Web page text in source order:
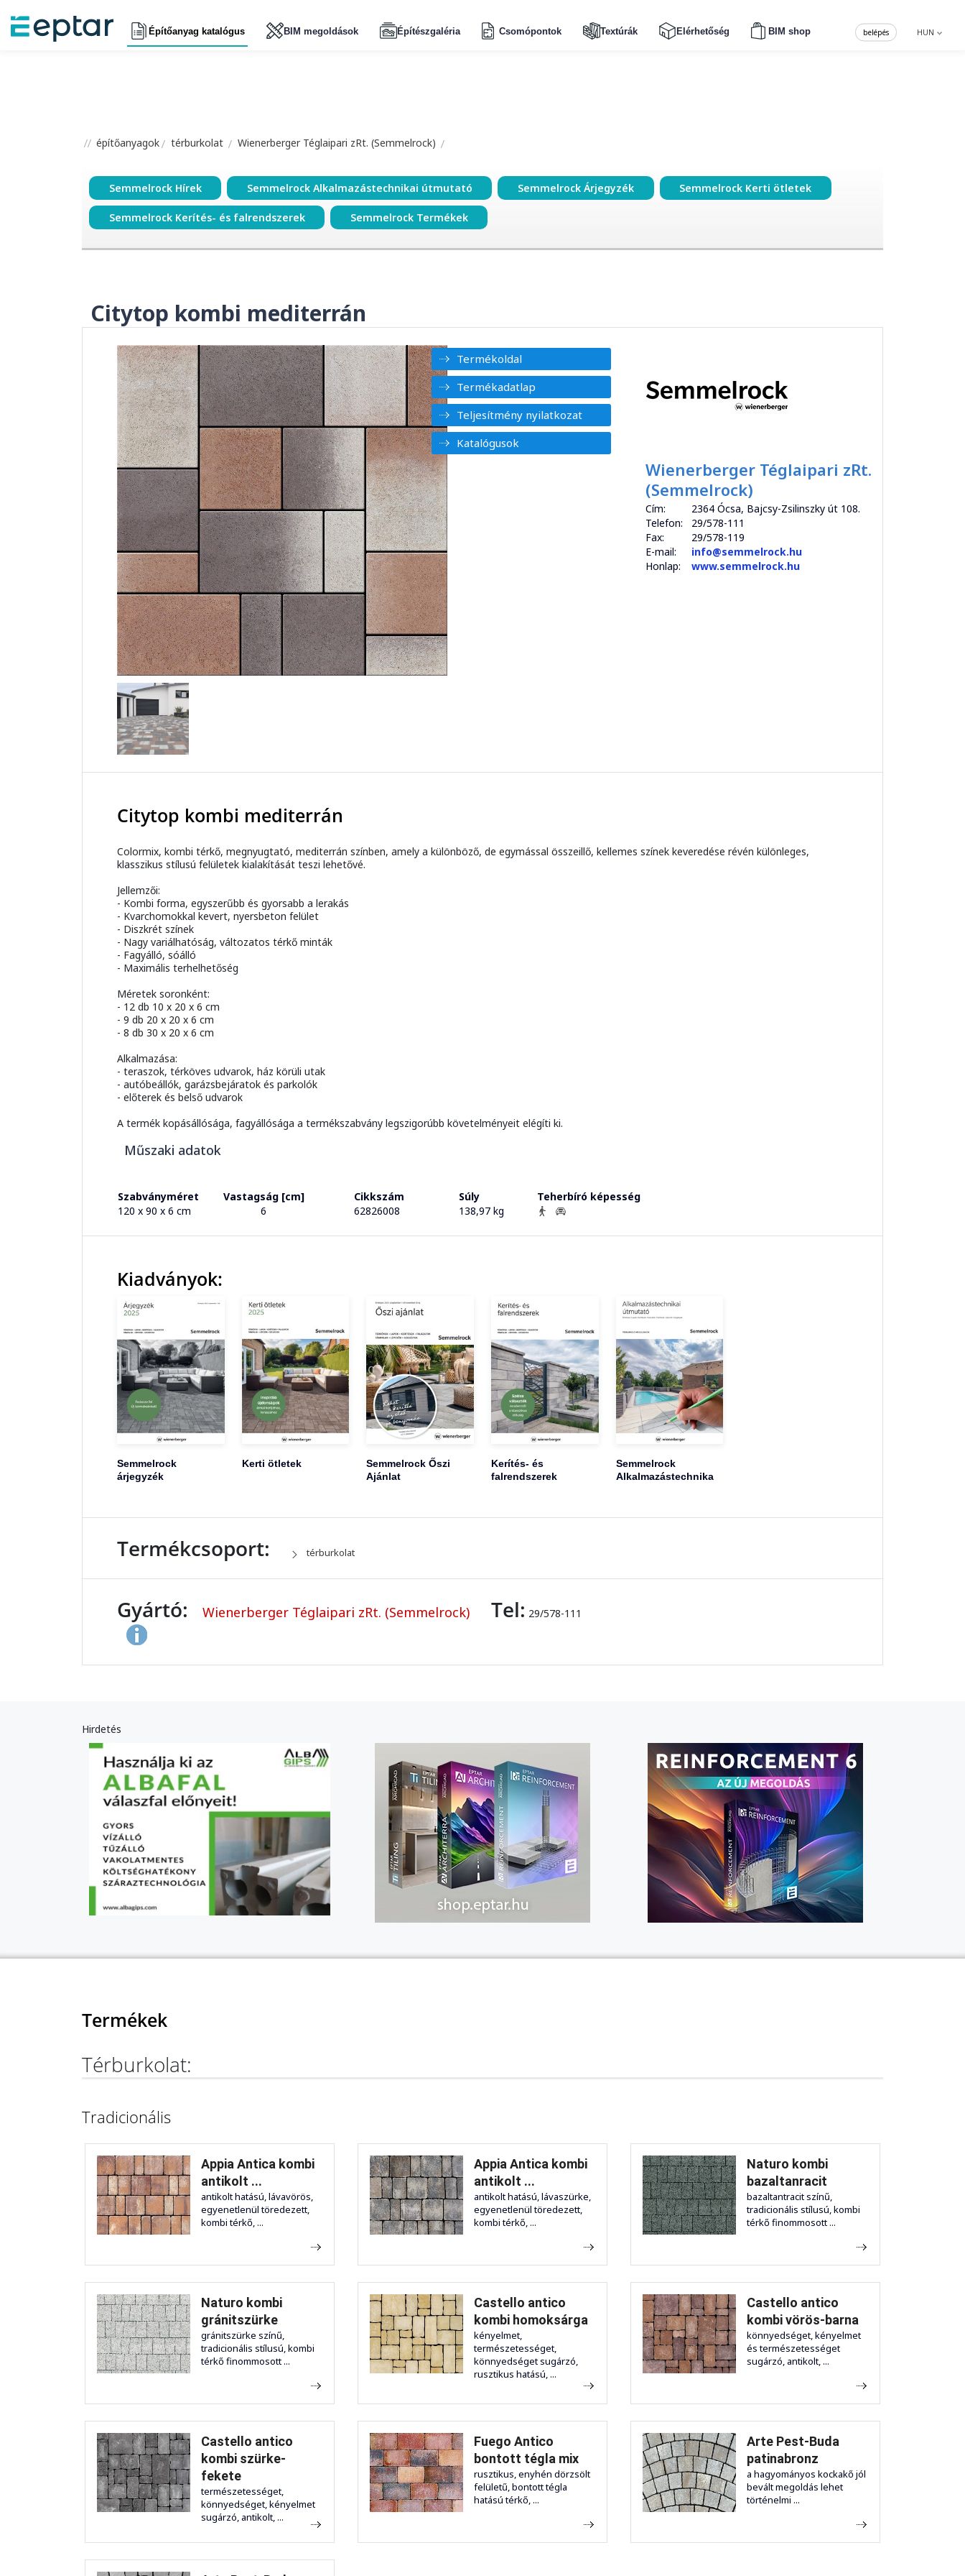
Építőanyag katalógus BIM megoldások Építészgaléria Csomópontok Textúrák Elérhetőség BIM shop HUN
belépés
építőanyagok térburkolat Wienerberger Téglaipari zRt. (Semmelrock)
Semmelrock Hírek Semmelrock Alkalmazástechnikai útmutató Semmelrock Árjegyzék Semmelrock Kerti ötletek
Semmelrock Kerítés- és falrendszerek Semmelrock Termékek
Citytop kombi mediterrán
Termékoldal
Termékadatlap
Teljesítmény nyilatkozat
Katalógusok
Wienerberger Téglaipari zRt.
(Semmelrock)
Cím:
2364 Ócsa, Bajcsy-Zsilinszky út 108.
Telefon:
29/578-111
Fax:
29/578-119
E-mail:
info@semmelrock.hu
Honlap:
www.semmelrock.hu
Citytop kombi mediterrán
Colormix, kombi térkő, megnyugtató, mediterrán színben, amely a különböző, de egymással összeillő, kellemes színek keveredése révén különleges,
klasszikus stílusú felületek kialakítását teszi lehetővé.
Jellemzői:
- Kombi forma, egyszerűbb és gyorsabb a lerakás
- Kvarchomokkal kevert, nyersbeton felület
- Diszkrét színek
- Nagy variálhatóság, változatos térkő minták
- Fagyálló, sóálló
- Maximális terhelhetőség
Méretek soronként:
- 12 db 10 x 20 x 6 cm
- 9 db 20 x 20 x 6 cm
- 8 db 30 x 20 x 6 cm
Alkalmazása:
- teraszok, térköves udvarok, ház körüli utak
- autóbeállók, garázsbejáratok és parkolók
- előterek és belső udvarok
A termék kopásállósága, fagyállósága a termékszabvány legszigorúbb követelményeit elégíti ki.
Műszaki adatok
Szabványméret Vastagság [cm] Cikkszám Súly
Teherbíró képesség
120 x 90 x 6 cm
6 62826008 138,97 kg
Kiadványok:
Semmelrock
árjegyzék
Kerti ötletek
Semmelrock Őszi
Ajánlat
Kerítés- és
falrendszerek
Semmelrock
Alkalmazástechnika
Termékcsoport: térburkolat
Gyártó: Wienerberger Téglaipari zRt. (Semmelrock) Tel: 29/578-111
Hirdetés
Termékek
Térburkolat:
Tradicionális
Appia Antica kombi
antikolt ...
antikolt hatású, lávavörös,
egyenetlenül töredezett,
kombi térkő, ...
Appia Antica kombi
antikolt ...
antikolt hatású, lávaszürke,
egyenetlenül töredezett,
kombi térkő, ...
Naturo kombi
bazaltanracit
bazaltantracit színű,
tradicionális stílusú, kombi
térkő finommosott ...
Naturo kombi
gránitszürke
gránitszürke színű,
tradicionális stílusú, kombi
térkő finommosott ...
Castello antico
kombi homoksárga
kényelmet,
természetességet,
könnyedséget sugárzó,
rusztikus hatású, ...
Castello antico
kombi vörös-barna
könnyedséget, kényelmet
és természetességet
sugárzó, antikolt, ...
Castello antico
kombi szürke-
fekete
természetességet,
könnyedséget, kényelmet
sugárzó, antikolt, ...
Fuego Antico
bontott tégla mix
rusztikus, enyhén dörzsölt
felületű, bontott tégla
hatású térkő, ...
Arte Pest-Buda
patinabronz
a hagyományos kockakő jól
bevált megoldás lehet
történelmi ...